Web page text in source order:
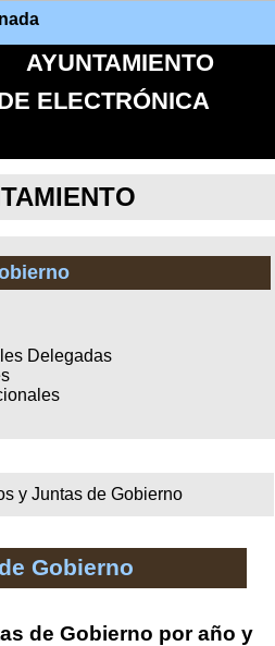
AYUNTAMIENTO
ELECTRÓNICA
Delegadas
y Juntas de Gobierno
Gobierno
de Gobierno por año y